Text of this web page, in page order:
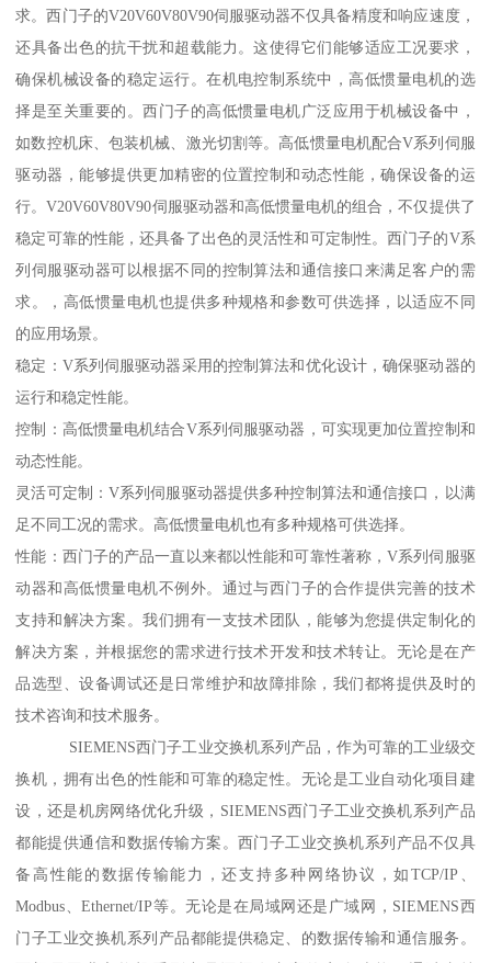
求。西门子的V20V60V80V90伺服驱动器不仅具备精度和响应速度，
还具备出色的抗干扰和超载能力。这使得它们能够适应工况要求，
确保机械设备的稳定运行。在机电控制系统中，高低惯量电机的选
择是至关重要的。西门子的高低惯量电机广泛应用于机械设备中，
如数控机床、包装机械、激光切割等。高低惯量电机配合V系列伺服
驱动器，能够提供更加精密的位置控制和动态性能，确保设备的运
行。V20V60V80V90伺服驱动器和高低惯量电机的组合，不仅提供了
稳定可靠的性能，还具备了出色的灵活性和可定制性。西门子的V系
列伺服驱动器可以根据不同的控制算法和通信接口来满足客户的需
求。，高低惯量电机也提供多种规格和参数可供选择，以适应不同
的应用场景。
稳定：V系列伺服驱动器采用的控制算法和优化设计，确保驱动器的
运行和稳定性能。
控制：高低惯量电机结合V系列伺服驱动器，可实现更加位置控制和
动态性能。
灵活可定制：V系列伺服驱动器提供多种控制算法和通信接口，以满
足不同工况的需求。高低惯量电机也有多种规格可供选择。
性能：西门子的产品一直以来都以性能和可靠性著称，V系列伺服驱
动器和高低惯量电机不例外。通过与西门子的合作提供完善的技术
支持和解决方案。我们拥有一支技术团队，能够为您提供定制化的
解决方案，并根据您的需求进行技术开发和技术转让。无论是在产
品选型、设备调试还是日常维护和故障排除，我们都将提供及时的
技术咨询和技术服务。
SIEMENS西门子工业交换机系列产品，作为可靠的工业级交
换机，拥有出色的性能和可靠的稳定性。无论是工业自动化项目建
设，还是机房网络优化升级，SIEMENS西门子工业交换机系列产品
都能提供通信和数据传输方案。西门子工业交换机系列产品不仅具
备高性能的数据传输能力，还支持多种网络协议，如TCP/IP、
Modbus、Ethernet/IP等。无论是在局域网还是广域网，SIEMENS西
门子工业交换机系列产品都能提供稳定、的数据传输和通信服务。